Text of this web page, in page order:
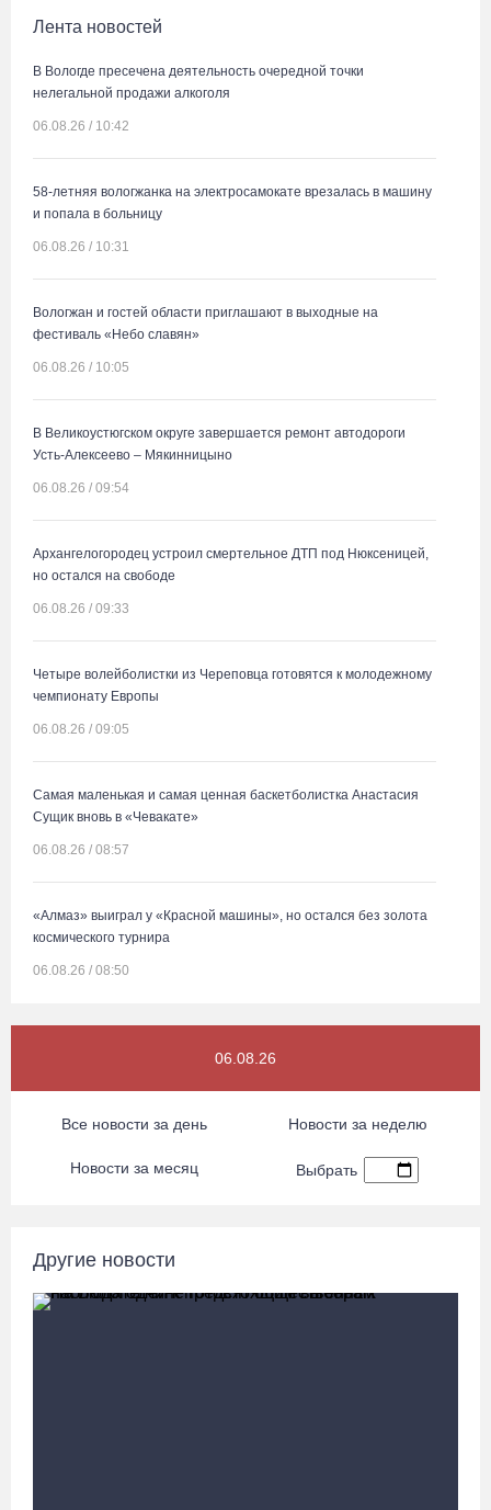
Лента новостей
В Вологде пресечена деятельность очередной точки
нелегальной продажи алкоголя
06.08.26 / 10:42
58-летняя вологжанка на электросамокате врезалась в машину
и попала в больницу
06.08.26 / 10:31
Вологжан и гостей области приглашают в выходные на
фестиваль «Небо славян»
06.08.26 / 10:05
В Великоустюгском округе завершается ремонт автодороги
Усть-Алексеево – Мякинницыно
06.08.26 / 09:54
Архангелогородец устроил смертельное ДТП под Нюксеницей,
но остался на свободе
06.08.26 / 09:33
Четыре волейболистки из Череповца готовятся к молодежному
чемпионату Европы
06.08.26 / 09:05
Самая маленькая и самая ценная баскетболистка Анастасия
Сущик вновь в «Чевакате»
06.08.26 / 08:57
«Алмаз» выиграл у «Красной машины», но остался без золота
космического турнира
06.08.26 / 08:50
05.08.26 / 20:20
Четырех пьяных водителей и 23 без прав задержали за сутки
05.08.26 / 17:09
06.08.26
Все новости за день Новости за неделю
Новости за месяц Выбрать
Другие новости